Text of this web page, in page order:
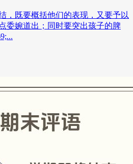
，既要概括他们的表现，又要予以
委婉道出；同时要突出孩子的脾